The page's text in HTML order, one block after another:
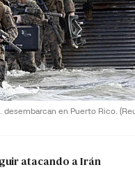
desembarcan en Puerto Rico.
atacando a Irán